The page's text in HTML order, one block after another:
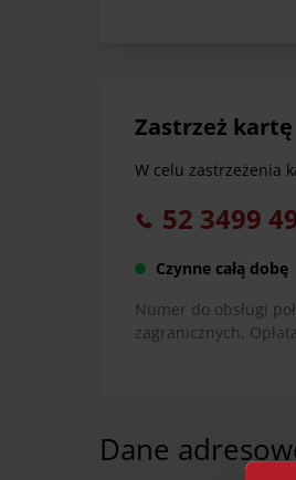
Zastrzeż kartę
W celu zastrzeżenia
52 3499
Czynne całą dobę
Numer do obsługi
zagranicznych.
Dane